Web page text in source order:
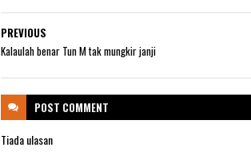
PREVIOUS
Kalaulah benar Tun M tak mungkir janji
POST COMMENT
Tiada ulasan